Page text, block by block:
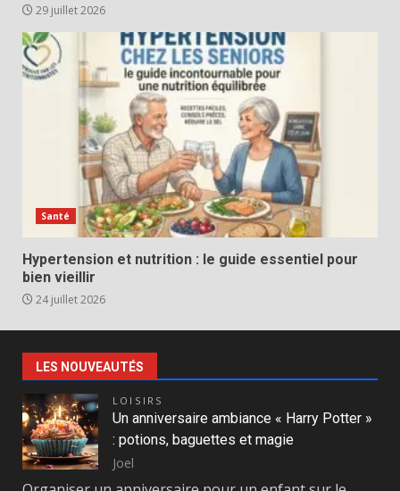
29 juillet 2026
Santé
Hypertension et nutrition : le guide essentiel pour
bien vieillir
24 juillet 2026
LES NOUVEAUTÉS
LOISIRS
Un anniversaire ambiance « Harry Potter »
: potions, baguettes et magie
Joel